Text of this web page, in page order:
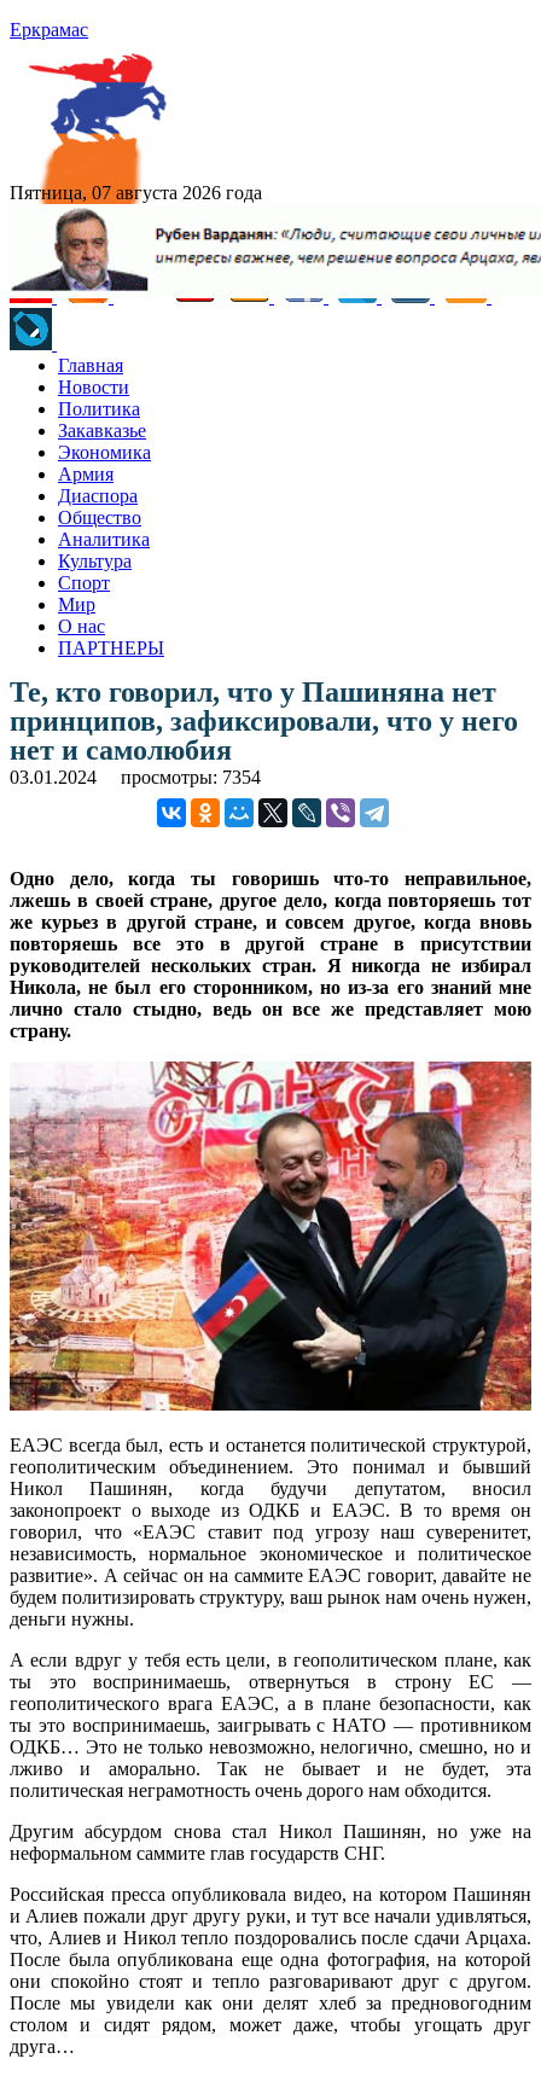
Еркрамас
Пятница, 07 августа 2026 года
Главная
Новости
Политика
Закавказье
Экономика
Армия
Диаспора
Общество
Аналитика
Культура
Спорт
Мир
О нас
ПАРТНЕРЫ
Те, кто говорил, что у Пашиняна нет
принципов, зафиксировали, что у него
нет и самолюбия
03.01.2024 просмотры: 7354
Одно дело, когда ты говоришь что-то неправильное,
лжешь в своей стране, другое дело, когда повторяешь тот
же курьез в другой стране, и совсем другое, когда вновь
повторяешь все это в другой стране в присутствии
руководителей нескольких стран. Я никогда не избирал
Никола, не был его сторонником, но из-за его знаний мне
лично стало стыдно, ведь он все же представляет мою
страну.
ЕАЭС всегда был, есть и останется политической структурой,
геополитическим объединением. Это понимал и бывший
Никол Пашинян, когда будучи депутатом, вносил
законопроект о выходе из ОДКБ и ЕАЭС. В то время он
говорил, что «ЕАЭС ставит под угрозу наш суверенитет,
независимость, нормальное экономическое и политическое
развитие». А сейчас он на саммите ЕАЭС говорит, давайте не
будем политизировать структуру, ваш рынок нам очень нужен,
деньги нужны.
А если вдруг у тебя есть цели, в геополитическом плане, как
ты это воспринимаешь, отвернуться в строну ЕС —
геополитического врага ЕАЭС, а в плане безопасности, как
ты это воспринимаешь, заигрывать с НАТО — противником
ОДКБ… Это не только невозможно, нелогично, смешно, но и
лживо и аморально. Так не бывает и не будет, эта
политическая неграмотность очень дорого нам обходится.
Другим абсурдом снова стал Никол Пашинян, но уже на
неформальном саммите глав государств СНГ.
Российская пресса опубликовала видео, на котором Пашинян
и Алиев пожали друг другу руки, и тут все начали удивляться,
что, Алиев и Никол тепло поздоровались после сдачи Арцаха.
После была опубликована еще одна фотография, на которой
они спокойно стоят и тепло разговаривают друг с другом.
После мы увидели как они делят хлеб за предновогодним
столом и сидят рядом, может даже, чтобы угощать друг
друга…